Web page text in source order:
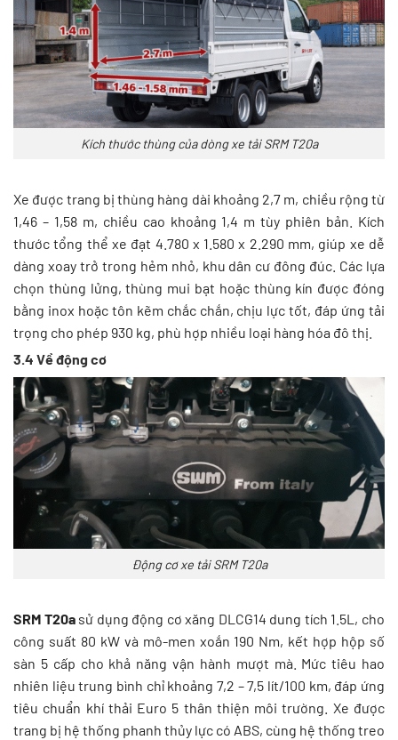
Kích thước thùng của dòng xe tải SRM T20a
Xe được trang bị thùng hàng dài khoảng 2,7 m, chiều rộng từ
1,46 – 1,58 m, chiều cao khoảng 1,4 m tùy phiên bản. Kích
thước tổng thể xe đạt 4.780 x 1.580 x 2.290 mm, giúp xe dễ
dàng xoay trở trong hẻm nhỏ, khu dân cư đông đúc. Các lựa
chọn thùng lửng, thùng mui bạt hoặc thùng kín được đóng
bằng inox hoặc tôn kẽm chắc chắn, chịu lực tốt, đáp ứng tải
trọng cho phép 930 kg, phù hợp nhiều loại hàng hóa đô thị.
3.4 Về động cơ
Động cơ xe tải SRM T20a
SRM T20asử dụng động cơ xăng DLCG14 dung tích 1.5L, cho
công suất 80 kW và mô-men xoắn 190 Nm, kết hợp hộp số
sàn 5 cấp cho khả năng vận hành mượt mà. Mức tiêu hao
nhiên liệu trung bình chỉ khoảng 7,2 – 7,5 lít/100 km, đáp ứng
tiêu chuẩn khí thải Euro 5 thân thiện môi trường. Xe được
trang bị hệ thống phanh thủy lực có ABS, cùng hệ thống treo